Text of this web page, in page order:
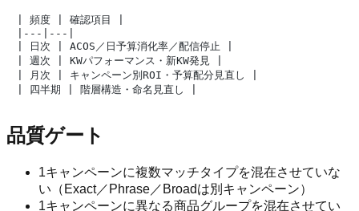
| 頻度 | 確認項目 |
|---|---|
| 日次 | ACOS／日予算消化率／配信停止 |
| 週次 | KWパフォーマンス・新KW発見 |
| 月次 | キャンペーン別ROI・予算配分見直し |
品質ゲート
1キャンペーンに複数マッチタイプを混在させていな
い（Exact／Phrase／Broadは別キャンペーン）
1キャンペーンに異なる商品グループを混在させてい